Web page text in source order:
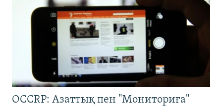
OCCRP: Азаттық пен "Мониториға"